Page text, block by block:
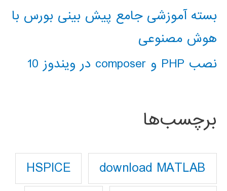
بسته آموزشی جامع پیش بینی بورس با
هوش مصنوعی
نصب PHP و composer در ویندوز 10
برچسب‌ها
download MATLAB
HSPICE